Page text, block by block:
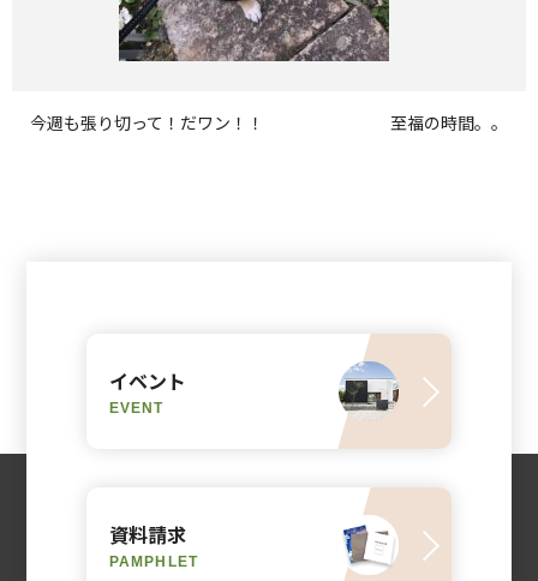
今週も張り切って！だワン！！ 至福の時間。。
イベント
EVENT
資料請求
PAMPHLET